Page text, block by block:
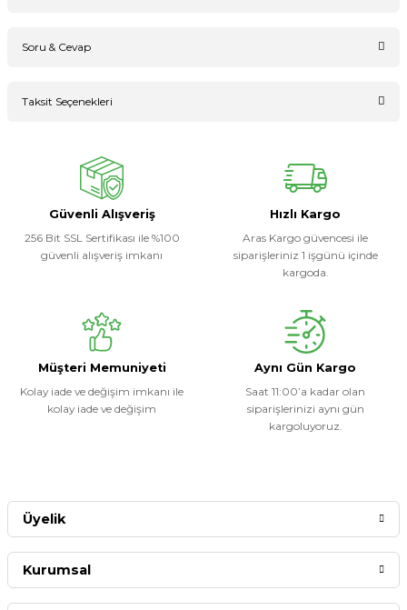
Soru & Cevap
Taksit Seçenekleri
Güvenli Alışveriş
256 Bit SSL Sertifikası ile %100
güvenli alışveriş imkanı
Hızlı Kargo
Aras Kargo güvencesi ile
siparişleriniz 1 işgünü içinde
kargoda.
Müşteri Memuniyeti
Kolay iade ve değişim imkanı ile
kolay iade ve değişim
Aynı Gün Kargo
Saat 11:00’a kadar olan
siparişlerinizi aynı gün
kargoluyoruz.
Üyelik
Kurumsal